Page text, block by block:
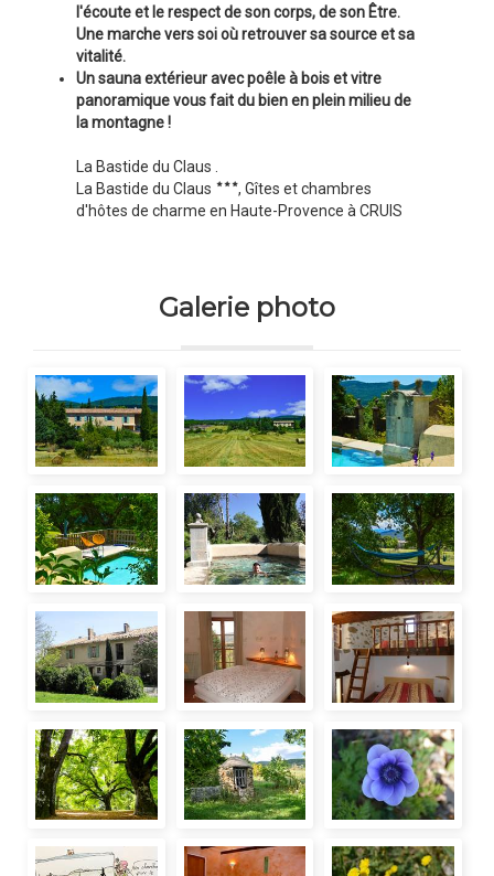
l'écoute et le respect de son corps, de son Être.
Une marche vers soi où retrouver sa source et sa
vitalité.
Un sauna extérieur avec poêle à bois et vitre
panoramique vous fait du bien en plein milieu de
la montagne !
La Bastide du Claus .
La Bastide du Claus
, Gîtes et chambres
d'hôtes de charme en Haute-Provence à CRUIS
Galerie photo